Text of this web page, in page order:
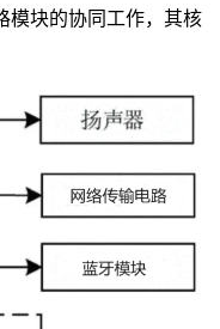
模块的协同工作，其核